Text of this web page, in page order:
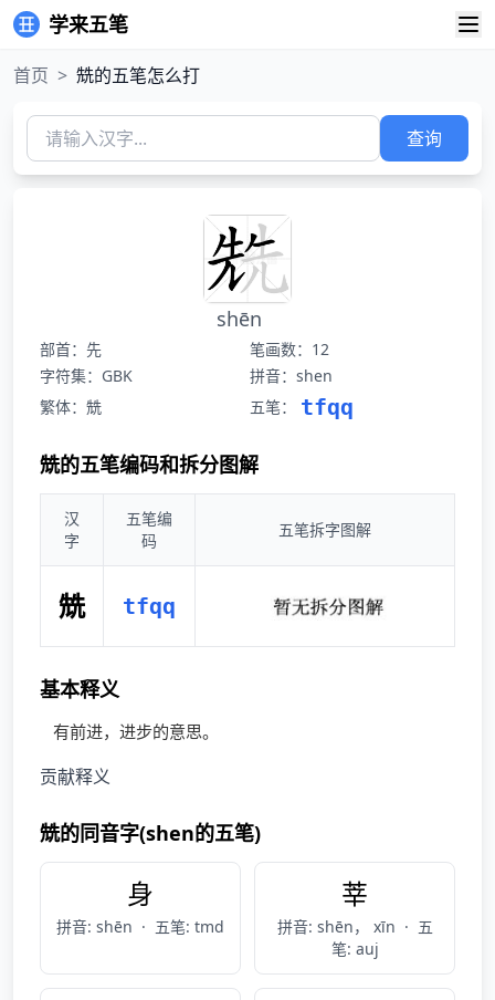
学来五笔
首页 > 兟的五笔怎么打
查询
shēn
部首：先
笔画数：12
字符集：GBK
拼音：shen
繁体：兟
五笔： tfqq
兟的五笔编码和拆分图解
汉
字
五笔编
码
五笔拆字图解
兟 tfqq
基本释义
有前进，进步的意思。
贡献释义
兟的同音字(shen的五笔)
身
拼音: shēn · 五笔: tmd
莘
拼音: shēn， xīn · 五
笔: auj